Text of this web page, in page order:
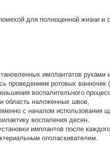
для полноценной жизни и
имплантатов руками
проведением ротовых
воспалительного
область наложенных швов,
с началом использования
воспаления десен,
имплантов после
ополаскивателем.